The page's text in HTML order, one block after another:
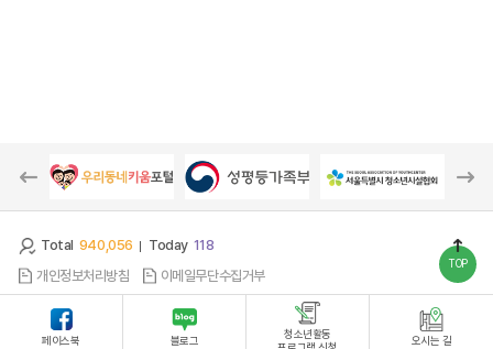
페이스북 블로그
청소년활동
오시는 길
TOP
잠실청소년센터
(05561)서울시 송파구 올림픽로 8길 22 (잠실동 194-7)
개인정보처리방침 이메일무단수집거부
Total 940,056 Today 118